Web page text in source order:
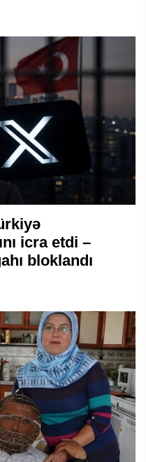
icra etdi –
bloklandı